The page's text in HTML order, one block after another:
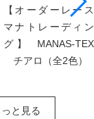
【オーダーレース
マナトレーディン
グ】 MANAS-TEX
チアロ（全2色）
と見る